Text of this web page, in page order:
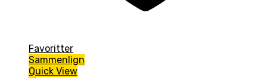
Favoritter
Sammenlign
Quick View